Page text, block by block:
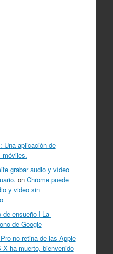
Una aplicación de
móviles.
grabar audio y vídeo
on Chrome puede
y video sin
ensueño | La-
de Google
no-retina de las Apple
X ha muerto, bienvenido